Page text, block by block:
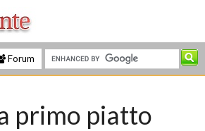
Forum
primo piatto